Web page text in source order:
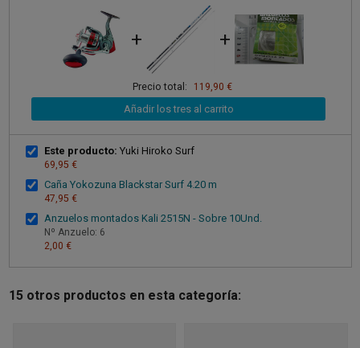
+ +
Precio total: 119,90 €
Añadir los tres al carrito
Este producto: Yuki Hiroko Surf
69,95 €
Caña Yokozuna Blackstar Surf 4.20 m
47,95 €
Anzuelos montados Kali 2515N - Sobre 10Und.
Nº Anzuelo: 6
2,00 €
15 otros productos en esta categoría: